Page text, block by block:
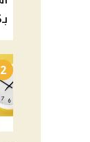
بـ20.75 جنيه والسولار بـ20.50 جنيه
2